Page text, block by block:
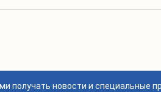
получать новости и специальные